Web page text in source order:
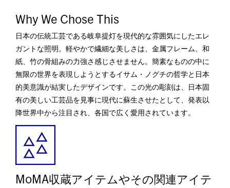
Why We Chose This
日本の伝統工芸である岐阜提灯を現代的な雰囲気にしたエレ
ガントな照明。軽やかで繊細な美しさは、金属フレーム、和
紙、竹の骨組みの力強さ感じさせません。簡素なものの中に
無限の世界を表現しようとするイサム・ノグチの哲学と日本
的美意識が結実したデザインです。この光の彫刻は、日本固
有の美しい工芸品を見事に現代に蘇生させたとして、発表以
降世界中から注目され、各国で広く愛用されています。
MoMA収蔵アイテムやその関連アイテ